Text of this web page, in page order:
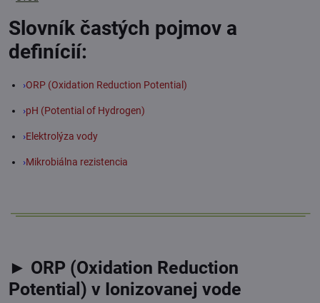
Slovník častých pojmov a
definícií:
›ORP (Oxidation Reduction Potential)
›pH (Potential of Hydrogen)
›Elektrolýza vody
›Mikrobiálna rezistencia
► ORP (Oxidation Reduction
Potential) v Ionizovanej vode